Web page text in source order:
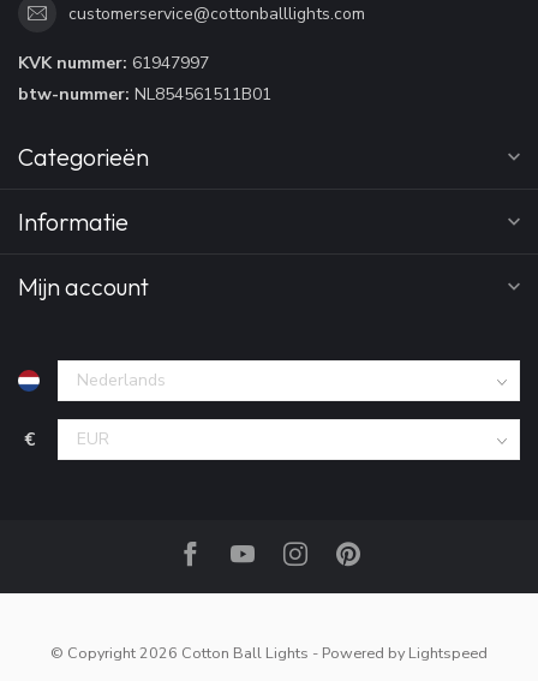
customerservice@cottonballlights.com
KVK nummer: 61947997
btw-nummer: NL854561511B01
Categorieën
Informatie
Mijn account
€
© Copyright 2026 Cotton Ball Lights - Powered by Lightspeed